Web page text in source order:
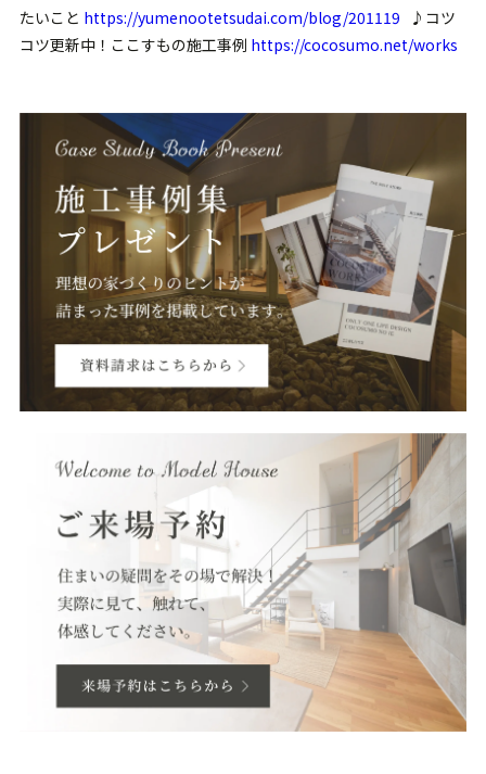
たいこと https://yumenootetsudai.com/blog/201119 ♪コツ
コツ更新中！ここすもの施工事例 https://cocosumo.net/works